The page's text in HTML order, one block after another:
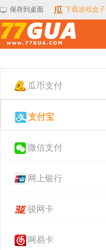
保存到桌面 下载游戏盒子
瓜币支付
支付宝
微信支付
网上银行
骏网卡
网易卡